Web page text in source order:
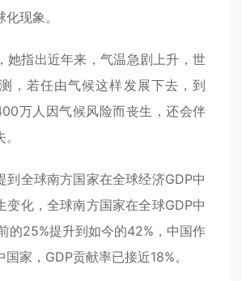
现象。
她指出近年来，气温急剧上升，世
，若任由气候这样发展下去，到
万人因气候风险而丧生，还会伴
到全球南方国家在全球经济GDP中
变化，全球南方国家在全球GDP中
的25%提升到如今的42%，中国作
家，GDP贡献率已接近18%。